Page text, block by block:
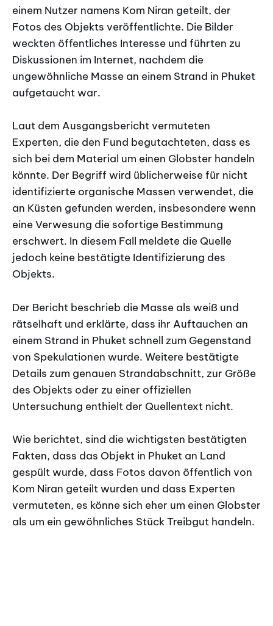
einem Nutzer namens Kom Niran geteilt, der
Fotos des Objekts veröffentlichte. Die Bilder
weckten öffentliches Interesse und führten zu
Diskussionen im Internet, nachdem die
ungewöhnliche Masse an einem Strand in Phuket
aufgetaucht war.
Laut dem Ausgangsbericht vermuteten
Experten, die den Fund begutachteten, dass es
sich bei dem Material um einen Globster handeln
könnte. Der Begriff wird üblicherweise für nicht
identifizierte organische Massen verwendet, die
an Küsten gefunden werden, insbesondere wenn
eine Verwesung die sofortige Bestimmung
erschwert. In diesem Fall meldete die Quelle
jedoch keine bestätigte Identifizierung des
Objekts.
Der Bericht beschrieb die Masse als weiß und
rätselhaft und erklärte, dass ihr Auftauchen an
einem Strand in Phuket schnell zum Gegenstand
von Spekulationen wurde. Weitere bestätigte
Details zum genauen Strandabschnitt, zur Größe
des Objekts oder zu einer offiziellen
Untersuchung enthielt der Quellentext nicht.
Wie berichtet, sind die wichtigsten bestätigten
Fakten, dass das Objekt in Phuket an Land
gespült wurde, dass Fotos davon öffentlich von
Kom Niran geteilt wurden und dass Experten
vermuteten, es könne sich eher um einen Globster
als um ein gewöhnliches Stück Treibgut handeln.